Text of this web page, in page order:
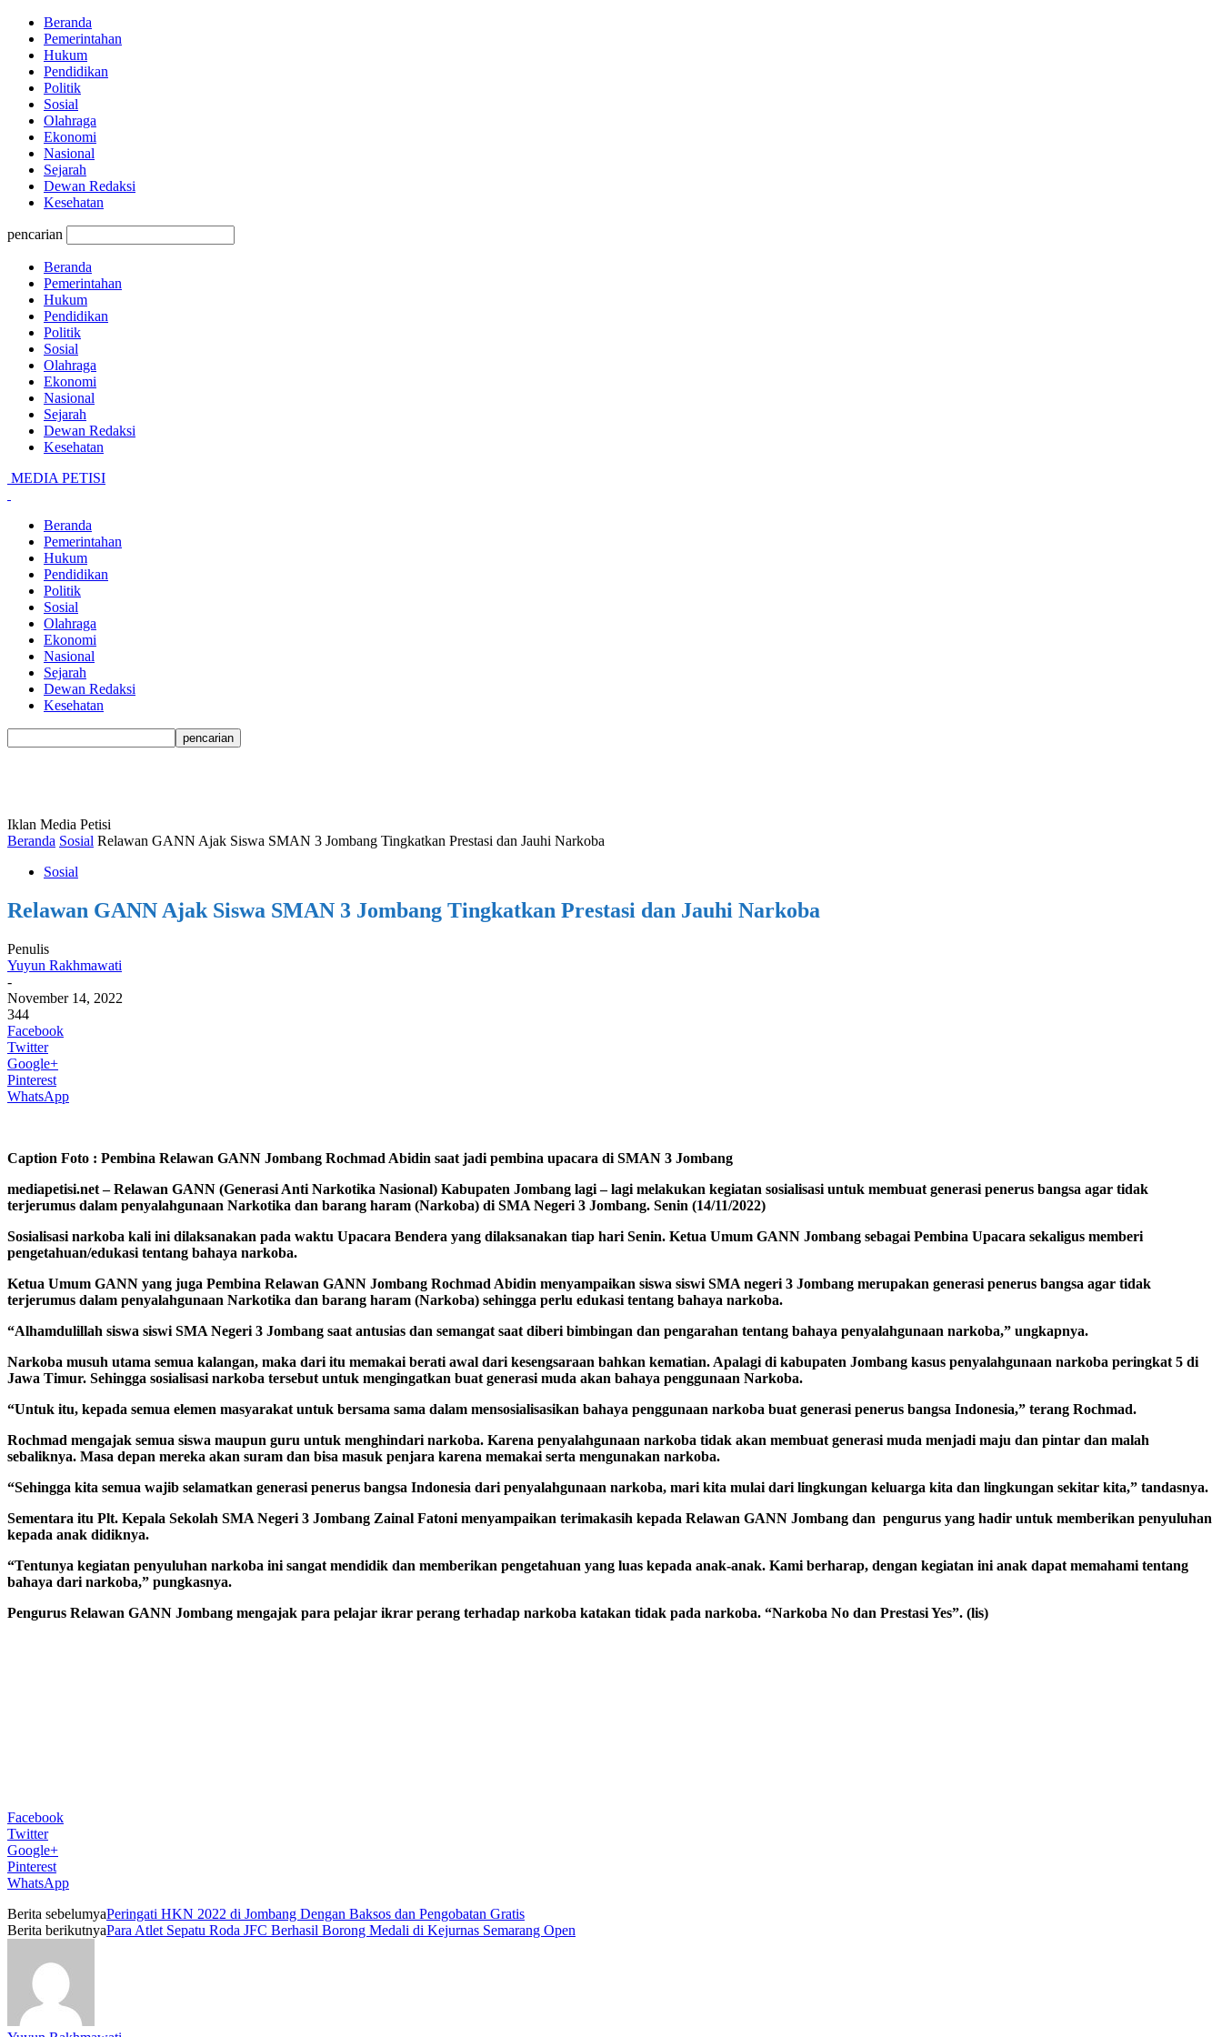
Beranda
Pemerintahan
Hukum
Pendidikan
Politik
Sosial
Olahraga
Ekonomi
Nasional
Sejarah
Dewan Redaksi
Kesehatan
pencarian
Beranda
Pemerintahan
Hukum
Pendidikan
Politik
Sosial
Olahraga
Ekonomi
Nasional
Sejarah
Dewan Redaksi
Kesehatan
MEDIA PETISI
Beranda
Pemerintahan
Hukum
Pendidikan
Politik
Sosial
Olahraga
Ekonomi
Nasional
Sejarah
Dewan Redaksi
Kesehatan
Iklan Media Petisi
Beranda Sosial Relawan GANN Ajak Siswa SMAN 3 Jombang Tingkatkan Prestasi dan Jauhi Narkoba
Sosial
Relawan GANN Ajak Siswa SMAN 3 Jombang Tingkatkan Prestasi dan Jauhi Narkoba
Penulis
Yuyun Rakhmawati
-
November 14, 2022
344
Facebook
Twitter
Google+
Pinterest
WhatsApp
Caption Foto : Pembina Relawan GANN Jombang Rochmad Abidin saat jadi pembina upacara di SMAN 3 Jombang
mediapetisi.net – Relawan GANN (Generasi Anti Narkotika Nasional) Kabupaten Jombang lagi – lagi melakukan kegiatan sosialisasi untuk membuat generasi penerus bangsa agar tidak
terjerumus dalam penyalahgunaan Narkotika dan barang haram (Narkoba) di SMA Negeri 3 Jombang. Senin (14/11/2022)
Sosialisasi narkoba kali ini dilaksanakan pada waktu Upacara Bendera yang dilaksanakan tiap hari Senin. Ketua Umum GANN Jombang sebagai Pembina Upacara sekaligus memberi
pengetahuan/edukasi tentang bahaya narkoba.
Ketua Umum GANN yang juga Pembina Relawan GANN Jombang Rochmad Abidin menyampaikan siswa siswi SMA negeri 3 Jombang merupakan generasi penerus bangsa agar tidak
terjerumus dalam penyalahgunaan Narkotika dan barang haram (Narkoba) sehingga perlu edukasi tentang bahaya narkoba.
“Alhamdulillah siswa siswi SMA Negeri 3 Jombang saat antusias dan semangat saat diberi bimbingan dan pengarahan tentang bahaya penyalahgunaan narkoba,” ungkapnya.
Narkoba musuh utama semua kalangan, maka dari itu memakai berati awal dari kesengsaraan bahkan kematian. Apalagi di kabupaten Jombang kasus penyalahgunaan narkoba peringkat 5 di
Jawa Timur. Sehingga sosialisasi narkoba tersebut untuk mengingatkan buat generasi muda akan bahaya penggunaan Narkoba.
“Untuk itu, kepada semua elemen masyarakat untuk bersama sama dalam mensosialisasikan bahaya penggunaan narkoba buat generasi penerus bangsa Indonesia,” terang Rochmad.
Rochmad mengajak semua siswa maupun guru untuk menghindari narkoba. Karena penyalahgunaan narkoba tidak akan membuat generasi muda menjadi maju dan pintar dan malah
sebaliknya. Masa depan mereka akan suram dan bisa masuk penjara karena memakai serta mengunakan narkoba.
“Sehingga kita semua wajib selamatkan generasi penerus bangsa Indonesia dari penyalahgunaan narkoba, mari kita mulai dari lingkungan keluarga kita dan lingkungan sekitar kita,” tandasnya.
Sementara itu Plt. Kepala Sekolah SMA Negeri 3 Jombang Zainal Fatoni menyampaikan terimakasih kepada Relawan GANN Jombang dan pengurus yang hadir untuk memberikan penyuluhan
kepada anak didiknya.
“Tentunya kegiatan penyuluhan narkoba ini sangat mendidik dan memberikan pengetahuan yang luas kepada anak-anak. Kami berharap, dengan kegiatan ini anak dapat memahami tentang
bahaya dari narkoba,” pungkasnya.
Pengurus Relawan GANN Jombang mengajak para pelajar ikrar perang terhadap narkoba katakan tidak pada narkoba. “Narkoba No dan Prestasi Yes”. (lis)
Facebook
Twitter
Google+
Pinterest
WhatsApp
Berita sebelumyaPeringati HKN 2022 di Jombang Dengan Baksos dan Pengobatan Gratis
Berita berikutnyaPara Atlet Sepatu Roda JFC Berhasil Borong Medali di Kejurnas Semarang Open